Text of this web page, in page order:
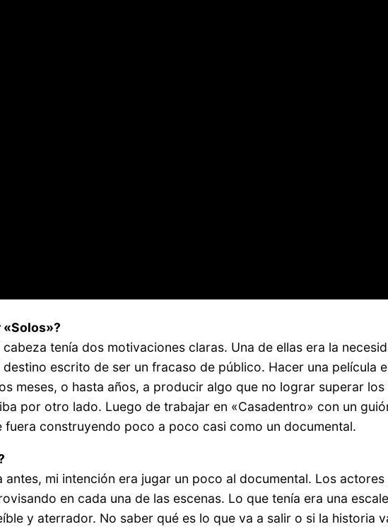
tenía dos motivaciones claras. Una de ellas era la
escrito de ser un fracaso de público. Hacer una película
meses, o hasta años, a producir algo que no lograr superar
por otro lado. Luego de trabajar en «Casadentro» con un
fuera construyendo poco a poco casi como un documental.
mi intención era jugar un poco al documental. Los
en cada una de las escenas. Lo que tenía era una
y aterrador. No saber qué es lo que va a salir o si la historia